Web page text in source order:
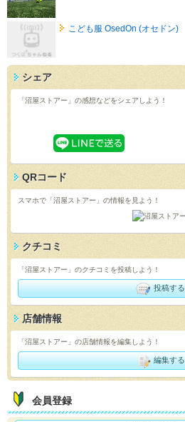
こども服 OsedOn (オセドン)
シェア
「沼屋ストアー」の感想などをシェアしよう！
QRコード
スマホで「沼屋ストアー」の情報を見よう！
クチコミ
「沼屋ストアー」のクチコミを投稿しよう！
投稿する
店舗情報
「沼屋ストアー」の店舗情報を編集しよう！
編集する
会員登録